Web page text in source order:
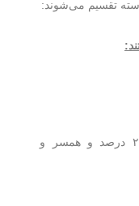
تقسیم می‌شوند:
۳. جانبازان با درصد جانبازی بالاتر از ۲۵ درصد و همسر و